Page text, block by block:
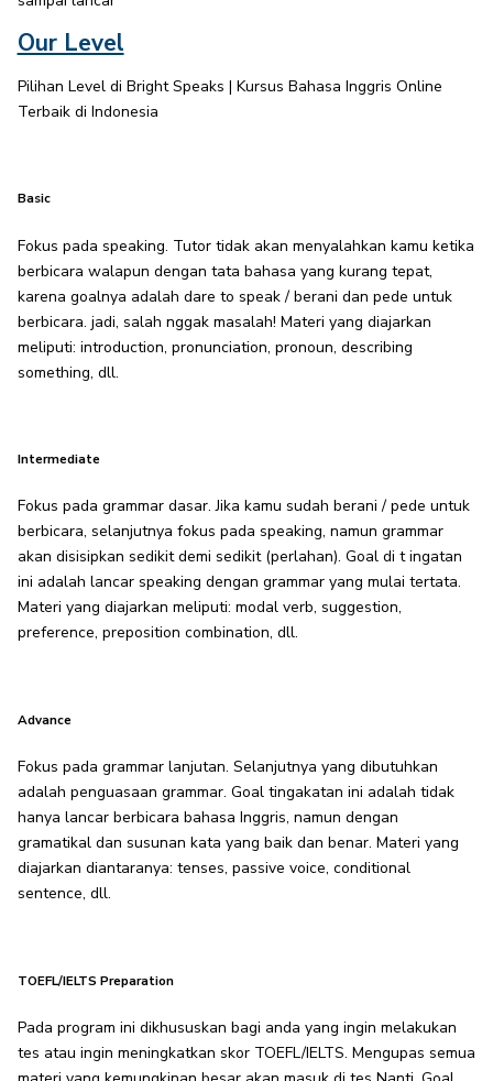
Our Level
Pilihan Level di Bright Speaks | Kursus Bahasa Inggris Online
Terbaik di Indonesia
Basic
Fokus pada speaking. Tutor tidak akan menyalahkan kamu ketika
berbicara walapun dengan tata bahasa yang kurang tepat,
karena goalnya adalah dare to speak / berani dan pede untuk
berbicara. jadi, salah nggak masalah! Materi yang diajarkan
meliputi: introduction, pronunciation, pronoun, describing
something, dll.
Intermediate
Fokus pada grammar dasar. Jika kamu sudah berani / pede untuk
berbicara, selanjutnya fokus pada speaking, namun grammar
akan disisipkan sedikit demi sedikit (perlahan). Goal di t ingatan
ini adalah lancar speaking dengan grammar yang mulai tertata.
Materi yang diajarkan meliputi: modal verb, suggestion,
preference, preposition combination, dll.
Advance
Fokus pada grammar lanjutan. Selanjutnya yang dibutuhkan
adalah penguasaan grammar. Goal tingakatan ini adalah tidak
hanya lancar berbicara bahasa Inggris, namun dengan
gramatikal dan susunan kata yang baik dan benar. Materi yang
diajarkan diantaranya: tenses, passive voice, conditional
sentence, dll.
TOEFL/IELTS Preparation
Pada program ini dikhususkan bagi anda yang ingin melakukan
tes atau ingin meningkatkan skor TOEFL/IELTS. Mengupas semua